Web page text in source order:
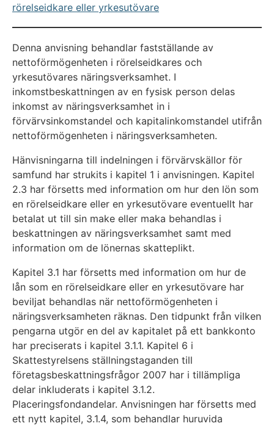
rörelseidkare eller yrkesutövare
Denna anvisning behandlar fastställande av
nettoförmögenheten i rörelseidkares och
yrkesutövares näringsverksamhet. I
inkomstbeskattningen av en fysisk person delas
inkomst av näringsverksamhet in i
förvärvsinkomstandel och kapitalinkomstandel utifrån
nettoförmögenheten i näringsverksamheten.
Hänvisningarna till indelningen i förvärvskällor för
samfund har strukits i kapitel 1 i anvisningen. Kapitel
2.3 har försetts med information om hur den lön som
en rörelseidkare eller en yrkesutövare eventuellt har
betalat ut till sin make eller maka behandlas i
beskattningen av näringsverksamhet samt med
information om de lönernas skatteplikt.
Kapitel 3.1 har försetts med information om hur de
lån som en rörelseidkare eller en yrkesutövare har
beviljat behandlas när nettoförmögenheten i
näringsverksamheten räknas. Den tidpunkt från vilken
pengarna utgör en del av kapitalet på ett bankkonto
har preciserats i kapitel 3.1.1. Kapitel 6 i
Skattestyrelsens ställningstaganden till
företagsbeskattningsfrågor 2007 har i tillämpliga
delar inkluderats i kapitel 3.1.2.
Placeringsfondandelar. Anvisningen har försetts med
ett nytt kapitel, 3.1.4, som behandlar huruvida